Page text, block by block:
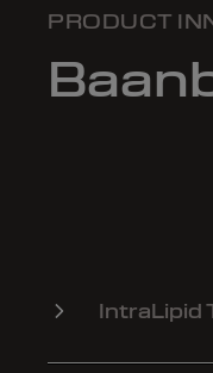
PRODUCT
IntraLipid